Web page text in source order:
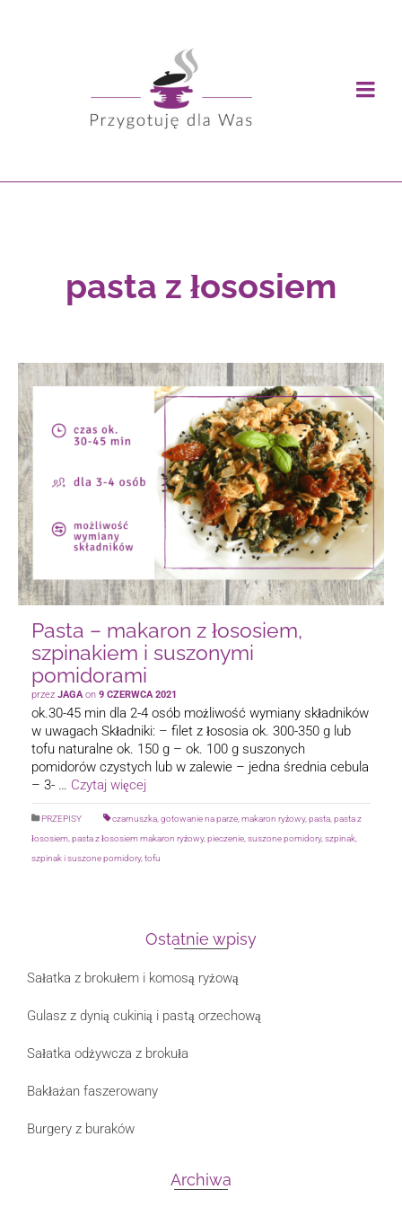
pasta z łososiem
Pasta – makaron z łososiem,
szpinakiem i suszonymi
pomidorami
przez JAGA on 9 CZERWCA 2021
ok.30-45 min dla 2-4 osób możliwość wymiany składników
w uwagach Składniki: – filet z łososia ok. 300-350 g lub
tofu naturalne ok. 150 g – ok. 100 g suszonych
pomidorów czystych lub w zalewie – jedna średnia cebula
– 3- … Czytaj więcej
PRZEPISY czarnuszka gotowanie na parze makaron ryżowy, pasta pasta z
łososiem pasta z łososiem makaron ryżowy, pieczenie suszone pomidory, szpinak
szpinak i suszone pomidory, tofu
Ostatnie wpisy
Sałatka z brokułem i komosą ryżową
Gulasz z dynią cukinią i pastą orzechową
Sałatka odżywcza z brokuła
Bakłażan faszerowany
Burgery z buraków
Archiwa